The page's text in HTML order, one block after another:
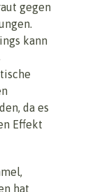
gegen
kann
da es
Effekt
hat